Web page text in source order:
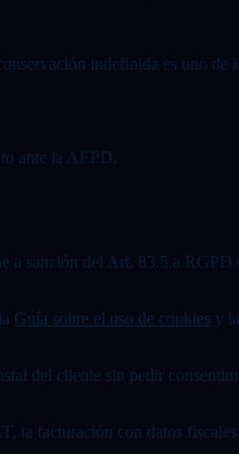
indefinida es uno de
ante la AEPD.
a sanción del Art. 83.5.a RGPD
Guía sobre el uso de cookies y
del cliente sin pedir
la facturación con datos